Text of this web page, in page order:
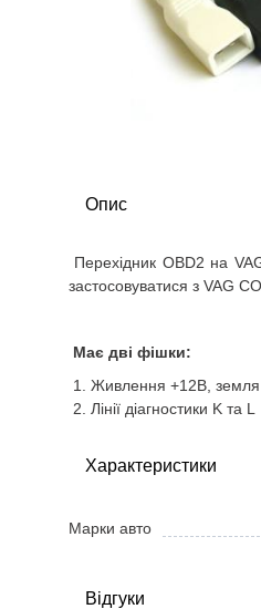
Опис
Перехідник OBD2 на
застосовуватися з VAG
Має дві фішки:
Живлення +12В, земля
Лінії діагностики K та L
Характеристики
Марки авто
Відгуки